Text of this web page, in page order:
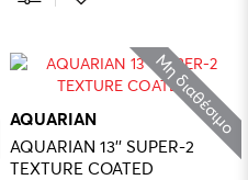
Μη διαθέσιμο
AQUARIAN
AQUARIAN 13'' SUPER-2
TEXTURE COATED